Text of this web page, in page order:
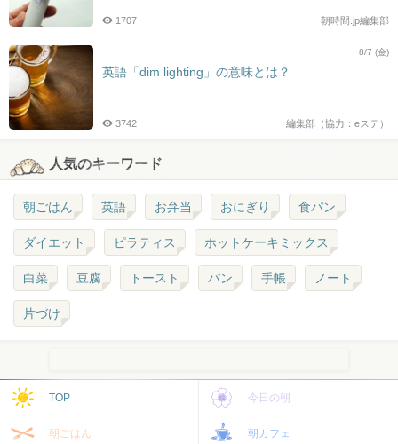
朝時間.jp編集部
1707
8/7 (金)
英語「dim lighting」の意味とは？
編集部（協力：eステ）
3742
人気のキーワード
朝ごはん 英語 お弁当 おにぎり 食パン
ダイエット ピラティス ホットケーキミックス
白菜 豆腐 トースト パン 手帳 ノート
片づけ
TOP 今日の朝
朝ごはん 朝カフェ